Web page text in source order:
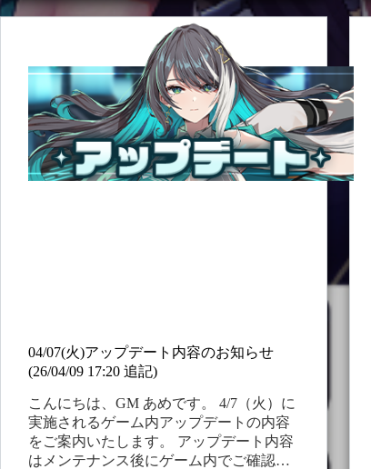
カディ]フェス限定では、3周年を記念し
て超越報酬及びスカウト回数報酬が追加
されます。 # 名前：ミッドナイトラッシ
ュ・スカディ # 属性：火属性 # 戦闘タイ
プ：攻撃型 # サブクラス：ブルーザー #
ピックアップ期間：2026/05/19(火)…
ー
お
知
ら
せ
(26/06/02
17:22
修
04/07(火)アップデート内容のお知らせ
(26/04/09 17:20 追記)
こんにちは、GM あめです。 4/7（火）に
実施されるゲーム内アップデートの内容
をご案内いたします。 アップデート内容
はメンテナンス後にゲーム内でご確認い